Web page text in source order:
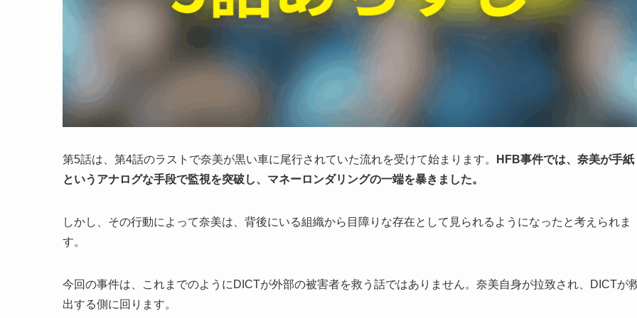
第5話は、第4話のラストで奈美が黒い車に尾行されていた流れを受けて始まります。
HFB事件では、奈美が手紙
というアナログな手段で監視を突破し、マネーロンダリングの一端を暴きました。
しかし、その行動によって奈美は、背後にいる組織から目障りな存在として見られるようになったと考えられま
す。
今回の事件は、これまでのようにDICTが外部の被害者を救う話ではありません。奈美自身が拉致され、DICTが
出する側に回ります。